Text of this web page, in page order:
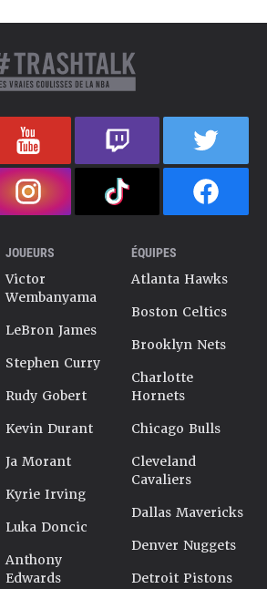
JOUEURS
Victor
Wembanyama
LeBron James
Stephen Curry
Rudy Gobert
Kevin Durant
Ja Morant
Kyrie Irving
Luka Doncic
Anthony
Edwards
ÉQUIPES
Atlanta Hawks
Boston Celtics
Brooklyn Nets
Charlotte
Hornets
Chicago Bulls
Cleveland
Cavaliers
Dallas Mavericks
Denver Nuggets
Detroit Pistons